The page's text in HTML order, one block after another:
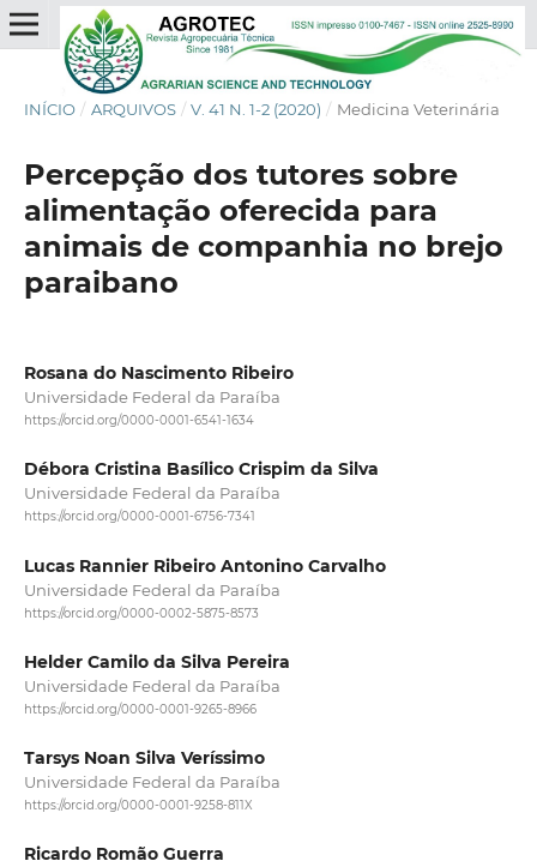
INÍCIO / ARQUIVOS / V. 41 N. 1-2 (2020) / Medicina Veterinária
Percepção dos tutores sobre
alimentação oferecida para
animais de companhia no brejo
paraibano
Rosana do Nascimento Ribeiro
Universidade Federal da Paraíba
https://orcid.org/0000-0001-6541-1634
Débora Cristina Basílico Crispim da Silva
Universidade Federal da Paraíba
https://orcid.org/0000-0001-6756-7341
Lucas Rannier Ribeiro Antonino Carvalho
Universidade Federal da Paraíba
https://orcid.org/0000-0002-5875-8573
Helder Camilo da Silva Pereira
Universidade Federal da Paraíba
https://orcid.org/0000-0001-9265-8966
Tarsys Noan Silva Veríssimo
Universidade Federal da Paraíba
https://orcid.org/0000-0001-9258-811X
Ricardo Romão Guerra